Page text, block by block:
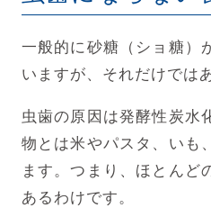
一般的に砂糖（ショ糖）
いますが、それだけでは
虫歯の原因は発酵性炭水
物とは米やパスタ、いも
ます。つまり、ほとんど
あるわけです。